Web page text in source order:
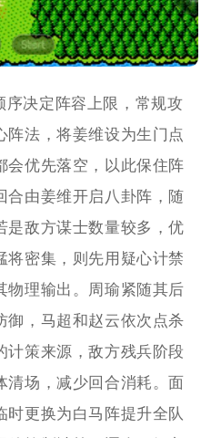
序决定阵容上限，常规攻
阵法，将姜维设为生门点
会优先落空，以此保住阵
合由姜维开启八卦阵，随
是敌方谋士数量较多，优
将密集，则先用疑心计禁
物理输出。周瑜紧随其后
御，马超和赵云依次点杀
计策来源，敌方残兵阶段
清场，减少回合消耗。面
时更换为白马阵提升全队